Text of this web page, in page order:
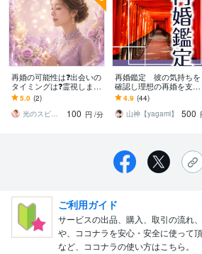
再婚の可能性は❓出会いの
タイミングは❓霊視します
お相手の本音や時期、運
命の出会い♡を霊視で丁
寧に解説✨
5.0 (2)
光のスピリットガイド⭐️華（はな）
100 円 /分
再婚鑑定 彼の気持ちを
確認し理想の再婚を支援
します 片思い/運命の相手
が理想の再婚相手から鑑
定します。
4.9 (44)
山神【yagami】
500
ご利用ガイド
サービスの出品、購入、取引の流れ
や、ココナラを安心・安全に使って
など、ココナラの使い方はこちら。